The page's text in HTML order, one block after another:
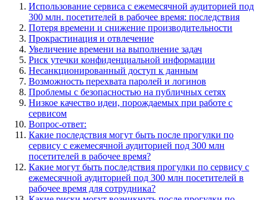
Использование сервиса с ежемесячной аудиторией под
300 млн. посетителей в рабочее время: последствия
Потеря времени и снижение производительности
Прокрастинация и отвлечение
Увеличение времени на выполнение задач
Риск утечки конфиденциальной информации
Несанкционированный доступ к данным
Возможность перехвата паролей и логинов
Проблемы с безопасностью на публичных сетях
Низкое качество идеи, порождаемых при работе с
сервисом
Вопрос-ответ:
Какие последствия могут быть после прогулки по
сервису с ежемесячной аудиторией под 300 млн
посетителей в рабочее время?
Какие могут быть последствия прогулки по сервису с
ежемесячной аудиторией под 300 млн посетителей в
рабочее время для сотрудника?